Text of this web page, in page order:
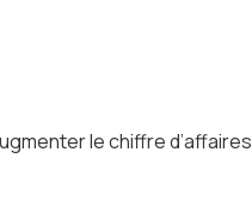
le chiffre d’affaires